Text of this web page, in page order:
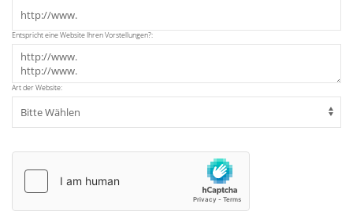
Entspricht eine Website Ihren Vorstellungen?:
Art der Website: